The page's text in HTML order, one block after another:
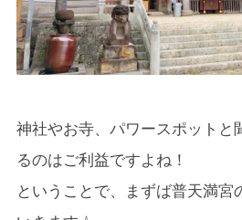
神社やお寺、パワースポットと
るのはご利益ですよね！
ということで、まずば普天満宮